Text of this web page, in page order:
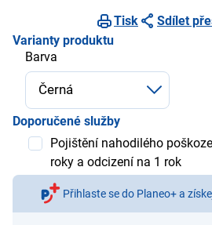
Tisk
Sdílet
Varianty produktu
Barva
Doporučené služby
Pojištění nahodilého
roky a odcizení na 1 rok
Přihlaste se do Planeo+ a